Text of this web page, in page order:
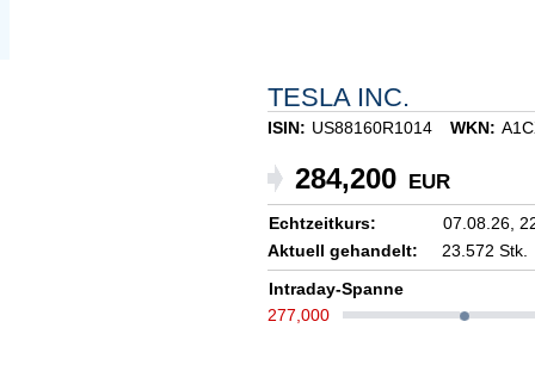
TESLA INC.
ISIN: US88160R1014 WKN:
284,200 EUR
Echtzeitkurs: 07.08.26,
Aktuell gehandelt:
23.572 Stk.
Intraday-Spanne
277,000